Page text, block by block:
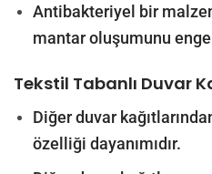
Antibakteriyel bir
mantar oluşumunu
Tekstil Tabanlı Duvar
Diğer duvar
özelliği dayanımıdır.